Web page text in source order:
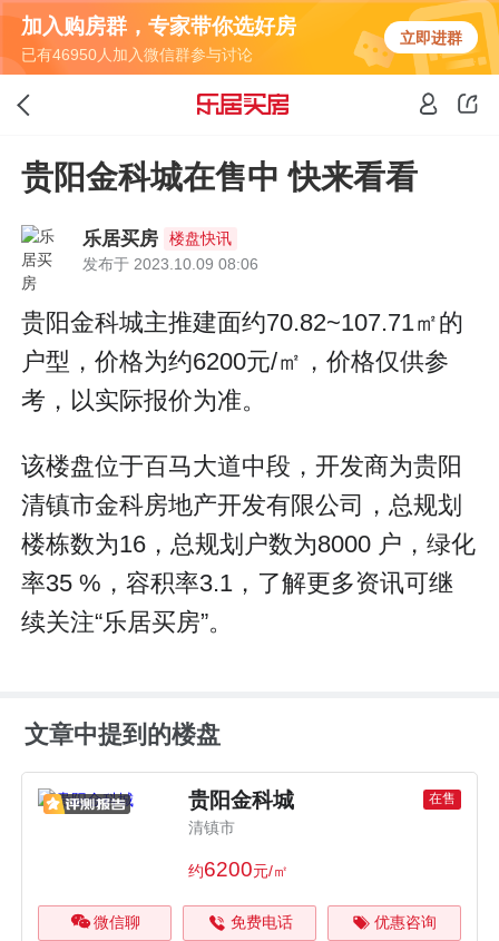
加入购房群，专家带你选好房
已有46950人加入微信群参与讨论
立即进群
贵阳金科城在售中 快来看看
乐居买房
楼盘快讯
发布于 2023.10.09 08:06
贵阳金科城主推建面约70.82~107.71㎡的
户型，价格为约6200元/㎡，价格仅供参
考，以实际报价为准。
该楼盘位于百马大道中段，开发商为贵阳
清镇市金科房地产开发有限公司，总规划
楼栋数为16，总规划户数为8000 户，绿化
率35 %，容积率3.1，了解更多资讯可继
续关注“乐居买房”。
文章中提到的楼盘
贵阳金科城 在售
清镇市
约6200元/㎡
微信聊 免费电话 优惠咨询